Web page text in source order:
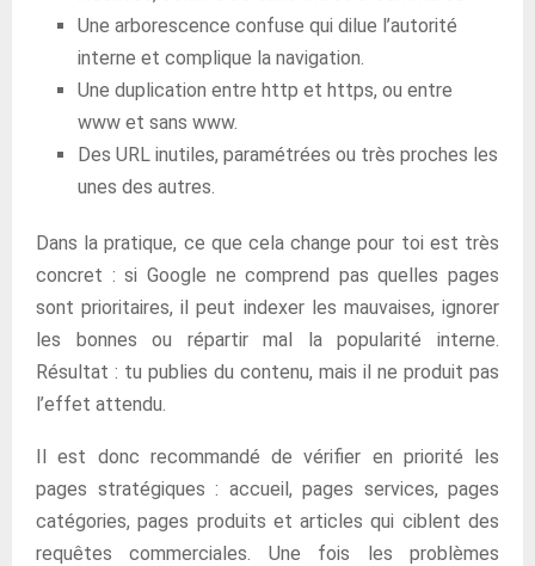
Une arborescence confuse qui dilue l’autorité
interne et complique la navigation.
Une duplication entre http et https, ou entre
www et sans www.
Des URL inutiles, paramétrées ou très proches les
unes des autres.
Dans la pratique, ce que cela change pour toi est très
concret : si Google ne comprend pas quelles pages
sont prioritaires, il peut indexer les mauvaises, ignorer
les bonnes ou répartir mal la popularité interne.
Résultat : tu publies du contenu, mais il ne produit pas
l’effet attendu.
Il est donc recommandé de vérifier en priorité les
pages stratégiques : accueil, pages services, pages
catégories, pages produits et articles qui ciblent des
requêtes commerciales. Une fois les problèmes